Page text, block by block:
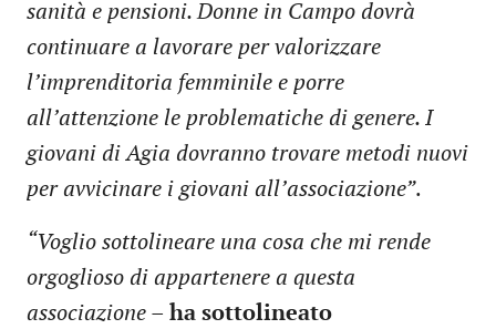
sanità e pensioni. Donne in Campo dovrà
continuare a lavorare per valorizzare
l’imprenditoria femminile e porre
all’attenzione le problematiche di genere. I
giovani di Agia dovranno trovare metodi nuovi
per avvicinare i giovani all’associazione”.
“Voglio sottolineare una cosa che mi rende
orgoglioso di appartenere a questa
associazione – ha sottolineato